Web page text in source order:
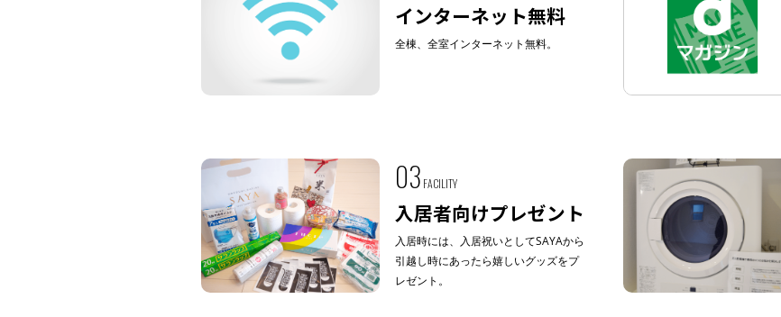
インターネット無料
全棟、全室インターネット無料。
03 FACILITY
入居者向けプレゼント
入居時には、入居祝いとしてSAYAから
引越し時にあったら嬉しいグッズをプ
レゼント。